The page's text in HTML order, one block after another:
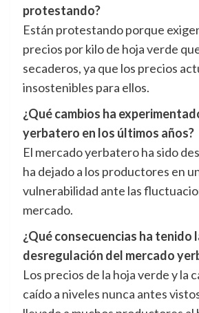
protestando?
Están protestando porque
precios por kilo de hoja verde
secaderos, ya que los precios
insostenibles para ellos.
¿Qué cambios ha
yerbatero en los últimos años?
El mercado yerbatero ha sido
ha dejado a los productores en
vulnerabilidad ante las
mercado.
¿Qué consecuencias ha tenido
desregulación del mercado
Los precios de la hoja verde y la
caído a niveles nunca antes